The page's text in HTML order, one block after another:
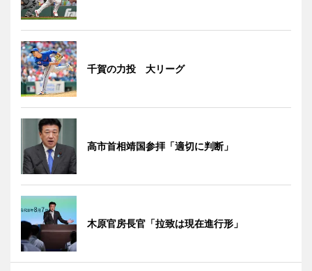
千賀の力投 大リーグ
高市首相靖国参拝「適切に判断」
木原官房長官「拉致は現在進行形」